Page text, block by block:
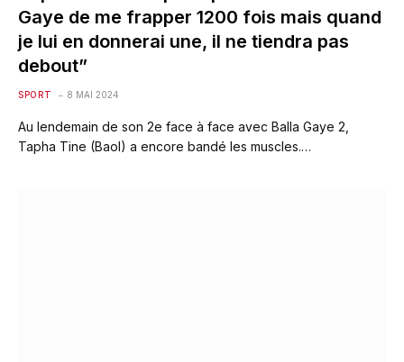
Gaye de me frapper 1200 fois mais quand
je lui en donnerai une, il ne tiendra pas
debout”
SPORT 8 MAI 2024
Au lendemain de son 2e face à face avec Balla Gaye 2,
Tapha Tine (Baol) a encore bandé les muscles.…